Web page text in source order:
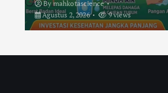
Bymahkotascience
Agustus 2, 2026
9 views